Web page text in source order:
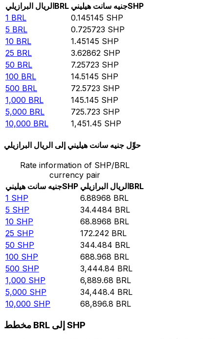
الريال البرازيليBRL جنيه سانت هيلينيSHP
1 BRL 0.145145 SHP
5 BRL 0.725723 SHP
10 BRL 1.45145 SHP
25 BRL 3.62862 SHP
50 BRL 7.25723 SHP
100 BRL 14.5145 SHP
500 BRL 72.5723 SHP
1,000 BRL 145.145 SHP
5,000 BRL 725.723 SHP
10,000 BRL 1,451.45 SHP
حوِّل جنيه سانت هيليني إلى الريال البرازيلي
Rate information of SHP/BRL
currency pair
جنيه سانت هيلينيSHP الريال البرازيليBRL
1 SHP 6.88968 BRL
5 SHP 34.4484 BRL
10 SHP 68.8968 BRL
25 SHP 172.242 BRL
50 SHP 344.484 BRL
100 SHP 688.968 BRL
500 SHP 3,444.84 BRL
1,000 SHP 6,889.68 BRL
5,000 SHP 34,448.4 BRL
10,000 SHP 68,896.8 BRL
مخطط BRL إلى SHP